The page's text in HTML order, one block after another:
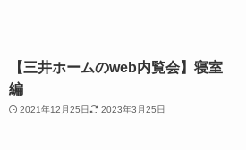
【三井ホームのweb内覧会】寝室
編
2021年12月25日 2023年3月25日